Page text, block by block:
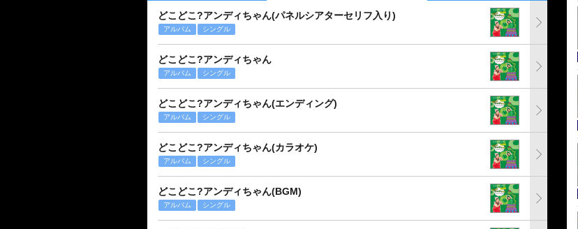
どこどこ?アンディちゃん(パネルシアターセリフ入り)
アルバム シングル
どこどこ?アンディちゃん
アルバム シングル
どこどこ?アンディちゃん(エンディング)
アルバム シングル
どこどこ?アンディちゃん(カラオケ)
アルバム シングル
どこどこ?アンディちゃん(BGM)
アルバム シングル